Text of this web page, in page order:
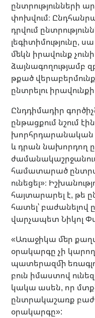
ընտրությունների
փոխվում։
դրվում
լեգիտիմությունը,
մեկն իրավունք
ձայնագողությամբ
թքած
ընտրելու
Ընդդիմադիր
ընթացքում նշում
խորհրդարանական
և դրան նախորդող
համատարած
ունեցել»։
հայտարարել է, թե
հատել՝ բաժանելով
վարչապետ Նիկոլ
«Առաջիկա մեր
օրակարգը չի կարող
պատերազմի
բուն իմաստով
կակա ասեն, որ
ընտրակաշառք
օրակարգը»: